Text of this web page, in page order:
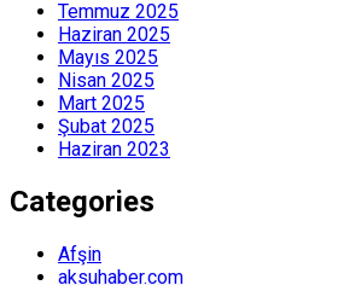
Temmuz 2025
Haziran 2025
Mayıs 2025
Nisan 2025
Mart 2025
Şubat 2025
Haziran 2023
Categories
Afşin
aksuhaber.com